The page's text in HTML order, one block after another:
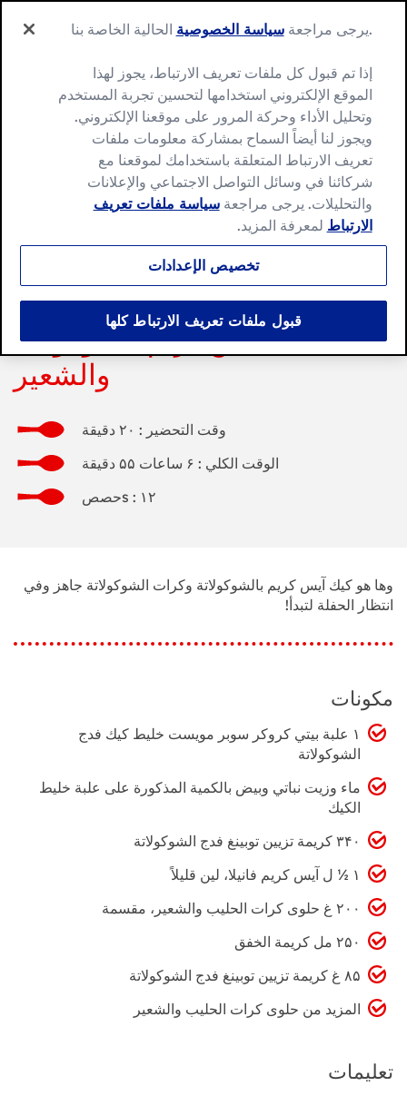
Skip
content
Search
for:
Menu
كيك آيس كريم الشوكولاتة
والشعير
وقت التحضير : ۲۰ دقيقة
الوقت الكلي : ۶ ساعات ۵۵ دقيقة
حصصs : ۱۲
وها هو كيك آيس كريم بالشوكولاتة وكرات الشوكولاتة جاهز وفي
انتظار الحفلة لتبدأ!
مكونات
۱ علبة بيتي كروكر سوبر مويست خليط كيك فدج
الشوكولاتة
ماء وزيت نباتي وبيض بالكمية المذكورة على علبة خليط
الكيك
۳۴۰ كريمة تزيين توبينغ فدج الشوكولاتة
۱ ½ ل آيس كريم فانيلا، لين قليلاً
۲۰۰ غ حلوى كرات الحليب والشعير، مقسمة
۲۵۰ مل كريمة الخفق
۸۵ غ كريمة تزيين توبينغ فدج الشوكولاتة
المزيد من حلوى كرات الحليب والشعير
تعليمات
.يرجى مراجعةسياسة الخصوصية الحالية الخاصة بنا
إذا تم قبول كل ملفات تعريف الارتباط، يجوز لهذا
الموقع الإلكتروني استخدامها لتحسين تجربة المستخدم
وتحليل الأداء وحركة المرور على موقعنا الإلكتروني.
ويجوز لنا أيضاً السماح بمشاركة معلومات ملفات
تعريف الارتباط المتعلقة باستخدامك لموقعنا مع
شركائنا في وسائل التواصل الاجتماعي والإعلانات
والتحليلات. يرجى مراجعةسياسة ملفات تعريف
الارتباط لمعرفة المزيد.
تخصيص الإعدادات
قبول ملفات تعريف الارتباط كلها